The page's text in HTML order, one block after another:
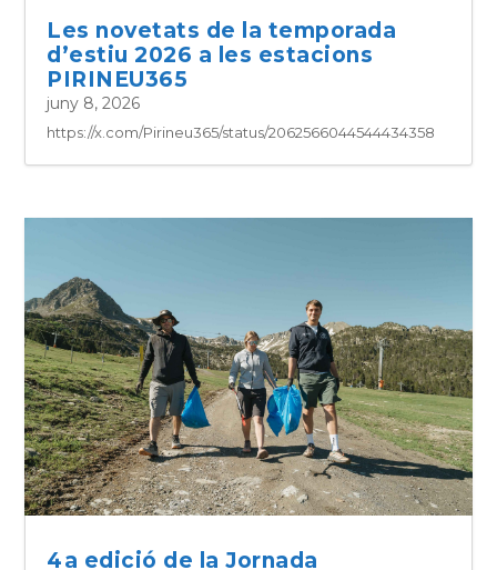
Les novetats de la temporada
d’estiu 2026 a les estacions
PIRINEU365
juny 8, 2026
https://x.com/Pirineu365/status/2062566044544434358
4a edició de la Jornada